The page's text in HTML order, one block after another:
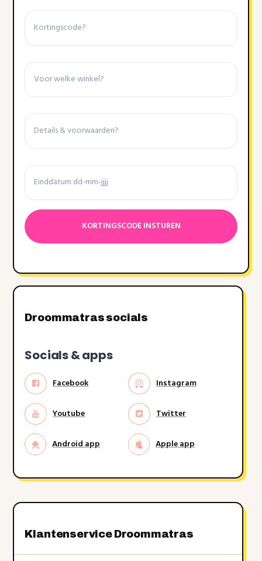
Kortingscode
Winkel
Details
voorwaarden
Einddatum
Datumnotatie:DD
dash
MM
dash
Droommatras socials
Socials & apps
Facebook Instagram
Youtube Twitter
Android app Apple app
Klantenservice Droommatras